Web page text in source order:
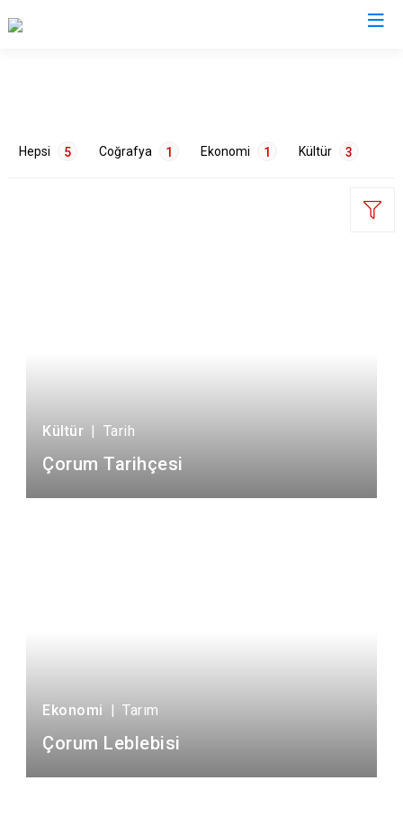
Hepsi 5 Coğrafya 1 Ekonomi 1 Kültür 3
Kültür | Tarih
Çorum Tarihçesi
Ekonomi | Tarım
Çorum Leblebisi